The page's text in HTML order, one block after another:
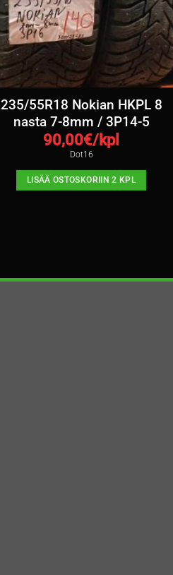
235/55R18 Nokian HKPL 8
nasta 7-8mm / 3P14-5
90,00€/kpl
Dot16
LISÄÄ OSTOSKORIIN 2 KPL